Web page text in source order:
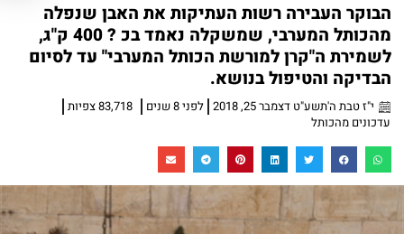
הבוקר העבירה רשות העתיקות את האבן שנפלה
מהכותל המערבי, שמשקלה נאמד בכ ? 400 ק"ג,
לשמירת ה"קרן למורשת הכותל המערבי" עד לסיום
הבדיקה והטיפול בנושא.
י"ז טבת ה'תשע"ט דצמבר 25, 2018 לפני 8 שנים
83,718 צפיות
עדכונים מהכותל